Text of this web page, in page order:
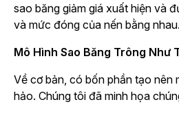
sao băng giảm giá xuất hiện và
và mức đóng của nến bằng nhau.
Mô Hình Sao Băng Trông Như
Về cơ bản, có bốn phần tạo nên
hảo. Chúng tôi đã minh họa